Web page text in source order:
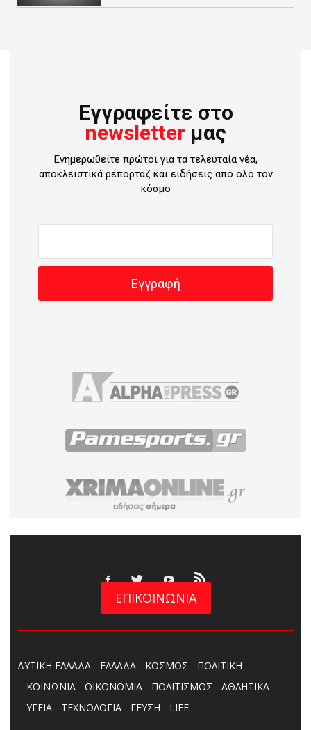
Εγγραφείτε στο
newsletter μας
Ενημερωθείτε πρώτοι για τα τελευταία νέα,
αποκλειστικά ρεπορταζ και ειδήσεις απο όλο τον
κόσμο
ΕΠΙΚΟΙΝΩΝΙΑ
ΔΥΤΙΚΗ ΕΛΛΑΔΑ ΕΛΛΑΔΑ ΚΟΣΜΟΣ
ΠΟΛΙΤΙΚΗ
ΚΟΙΝΩΝΙΑ
ΟΙΚΟΝΟΜΙΑ ΠΟΛΙΤΙΣΜΟΣ
ΑΘΛΗΤΙΚΑ
ΥΓΕΙΑ
ΤΕΧΝΟΛΟΓΙΑ ΓΕΥΣΗ LIFE